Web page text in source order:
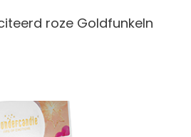
roze Goldfunkeln